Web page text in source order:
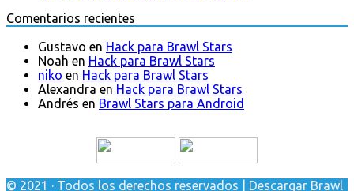
Comentarios recientes
Gustavo en Hack para Brawl Stars
Noah en Hack para Brawl Stars
niko en Hack para Brawl Stars
Alexandra en Hack para Brawl Stars
Andrés en Brawl Stars para Android
© 2021 · Todos los derechos reservados | Descargar Brawl